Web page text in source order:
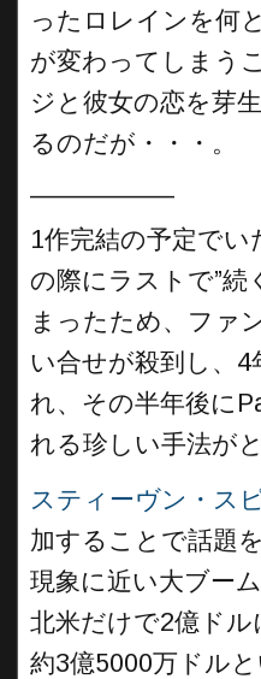
ったロレインを何
が変わってしまう
ジと彼女の恋を芽
るのだが・・・。
1作完結の予定で
の際にラストで”続
まったため、ファ
い合せが殺到し、4
れ、その半年後に
れる珍しい手法が
スティーヴン・ス
加することで話題
現象に近い大ブー
北米だけで2億ドル
約3億5000万ドル